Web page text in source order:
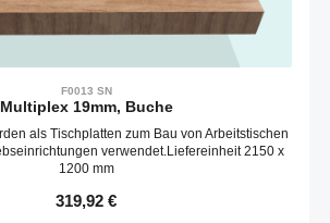
F0013 SN
Multiplex 19mm, Buche
als Tischplatten zum Bau von Arbeitstischen
verwendet.Liefereinheit 2150 x
1200 mm
Regulärer Preis:
319,92 €